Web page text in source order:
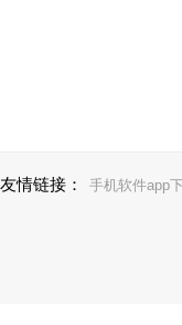
友情链接： 手机软件app